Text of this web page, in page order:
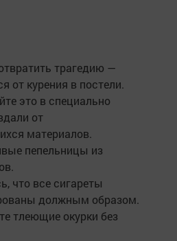
трагедию —
от курения в постели.
это в специально
от
материалов.
пепельницы из
что все сигареты
должным образом.
тлеющие окурки без